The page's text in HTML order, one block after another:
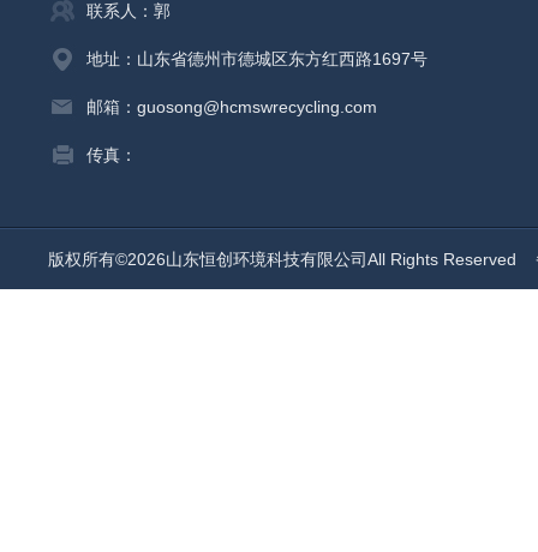
联系人：郭
地址：山东省德州市德城区东方红西路1697号
邮箱：guosong@hcmswrecycling.com
传真：
版权所有©2026山东恒创环境科技有限公司All Rights Reserved